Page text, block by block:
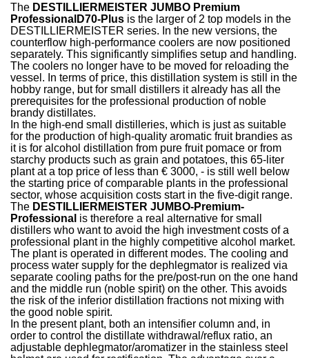
The DESTILLIERMEISTER JUMBO Premium
ProfessionalD70-Plus is the larger of 2 top models in the
DESTILLIERMEISTER series. In the new versions, the
counterflow high-performance coolers are now positioned
separately. This significantly simplifies setup and handling.
The coolers no longer have to be moved for reloading the
vessel. In terms of price, this distillation system is still in the
hobby range, but for small distillers it already has all the
prerequisites for the professional production of noble
brandy distillates.
In the high-end small distilleries, which is just as suitable
for the production of high-quality aromatic fruit brandies as
it is for alcohol distillation from pure fruit pomace or from
starchy products such as grain and potatoes, this 65-liter
plant at a top price of less than € 3000, - is still well below
the starting price of comparable plants in the professional
sector, whose acquisition costs start in the five-digit range.
The DESTILLIERMEISTER JUMBO-Premium-
Professional is therefore a real alternative for small
distillers who want to avoid the high investment costs of a
professional plant in the highly competitive alcohol market.
The plant is operated in different modes. The cooling and
process water supply for the dephlegmator is realized via
separate cooling paths for the pre/post-run on the one hand
and the middle run (noble spirit) on the other. This avoids
the risk of the inferior distillation fractions not mixing with
the good noble spirit.
In the present plant, both an intensifier column and, in
order to control the distillate withdrawal/reflux ratio, an
adjustable dephlegmator/aromatizer in the stainless steel